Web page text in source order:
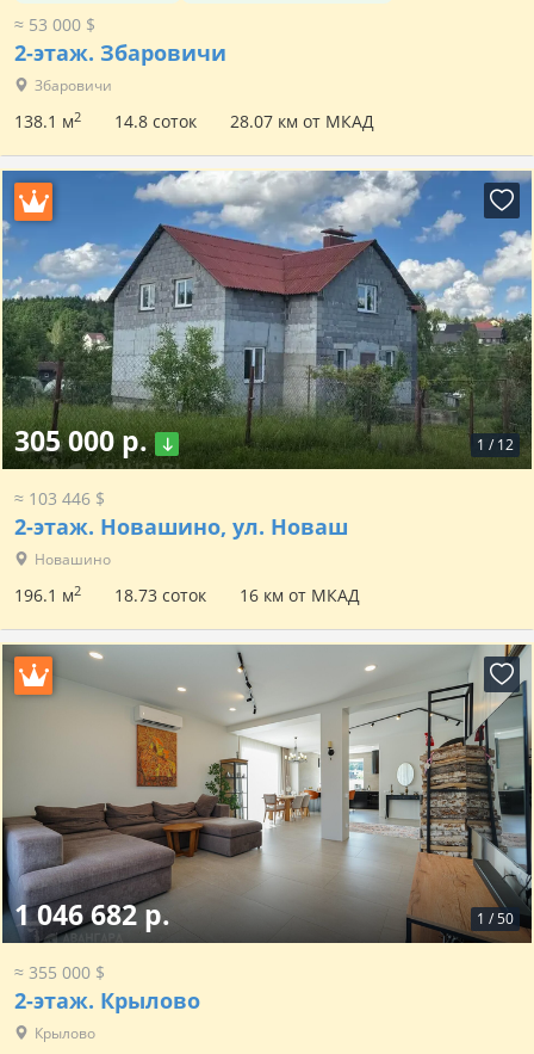
≈ 53 000 $
2-этаж. Збаровичи
Збаровичи
138.1 м2 14.8 соток 28.07 км от МКАД
1 / 12
305 000 р.
≈ 103 446 $
2-этаж. Новашино, ул. Новаш
Новашино
196.1 м2 18.73 соток 16 км от МКАД
1 /50
1 046 682 р.
≈ 355 000 $
2-этаж. Крылово
Крылово